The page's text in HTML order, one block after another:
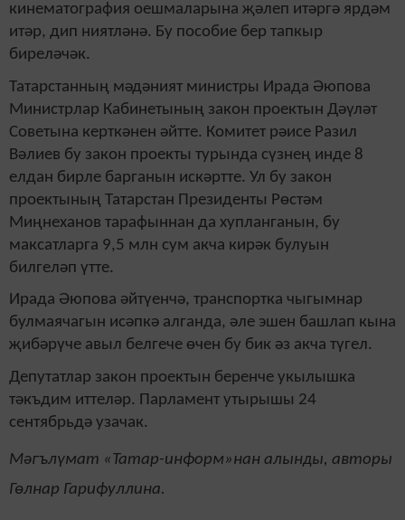
кинематография оешмаларына җәлеп итәргә ярдәм
итәр, дип ниятләнә. Бу пособие бер тапкыр
биреләчәк.
Татарстанның мәдәният министры Ирада Әюпова
Министрлар Кабинетының закон проектын Дәүләт
Советына керткәнен әйтте. Комитет рәисе Разил
Вәлиев бу закон проекты турында сүзнең инде 8
елдан бирле барганын искәртте. Ул бу закон
проектының Татарстан Президенты Рөстәм
Миңнеханов тарафыннан да хупланганын, бу
максатларга 9,5 млн сум акча кирәк булуын
билгеләп үтте.
Ирада Әюпова әйтүенчә, транспортка чыгымнар
булмаячагын исәпкә алганда, әле эшен башлап кына
җибәрүче авыл белгече өчен бу бик әз акча түгел.
Депутатлар закон проектын беренче укылышка
тәкъдим иттеләр. Парламент утырышы 24
сентябрьдә узачак.
Мәгълүмат «Татар-информ»нан алынды, авторы
Гөлнар Гарифуллина.